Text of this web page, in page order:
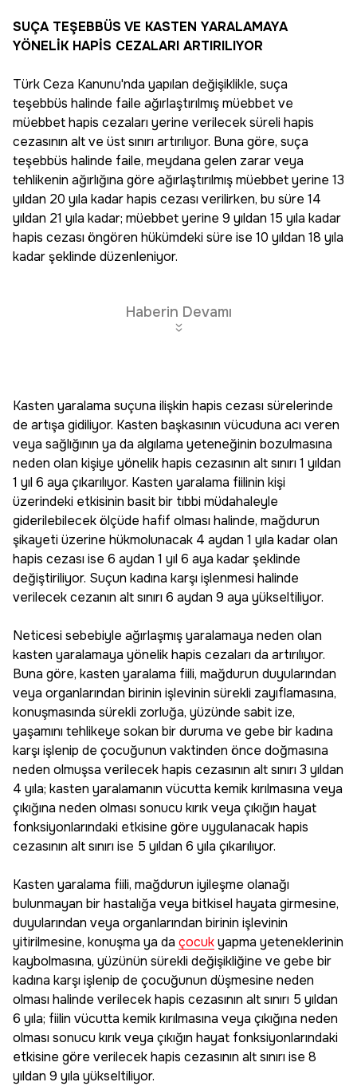
SUÇA TEŞEBBÜS VE KASTEN YARALAMAYA
YÖNELİK HAPİS CEZALARI ARTIRILIYOR
Türk Ceza Kanunu'nda yapılan değişiklikle, suça
teşebbüs halinde faile ağırlaştırılmış müebbet ve
müebbet hapis cezaları yerine verilecek süreli hapis
cezasının alt ve üst sınırı artırılıyor. Buna göre, suça
teşebbüs halinde faile, meydana gelen zarar veya
tehlikenin ağırlığına göre ağırlaştırılmış müebbet yerine 13
yıldan 20 yıla kadar hapis cezası verilirken, bu süre 14
yıldan 21 yıla kadar; müebbet yerine 9 yıldan 15 yıla kadar
hapis cezası öngören hükümdeki süre ise 10 yıldan 18 yıla
kadar şeklinde düzenleniyor.
Haberin Devamı
Kasten yaralama suçuna ilişkin hapis cezası sürelerinde
de artışa gidiliyor. Kasten başkasının vücuduna acı veren
veya sağlığının ya da algılama yeteneğinin bozulmasına
neden olan kişiye yönelik hapis cezasının alt sınırı 1 yıldan
1 yıl 6 aya çıkarılıyor. Kasten yaralama fiilinin kişi
üzerindeki etkisinin basit bir tıbbi müdahaleyle
giderilebilecek ölçüde hafif olması halinde, mağdurun
şikayeti üzerine hükmolunacak 4 aydan 1 yıla kadar olan
hapis cezası ise 6 aydan 1 yıl 6 aya kadar şeklinde
değiştiriliyor. Suçun kadına karşı işlenmesi halinde
verilecek cezanın alt sınırı 6 aydan 9 aya yükseltiliyor.
Neticesi sebebiyle ağırlaşmış yaralamaya neden olan
kasten yaralamaya yönelik hapis cezaları da artırılıyor.
Buna göre, kasten yaralama fiili, mağdurun duyularından
veya organlarından birinin işlevinin sürekli zayıflamasına,
konuşmasında sürekli zorluğa, yüzünde sabit ize,
yaşamını tehlikeye sokan bir duruma ve gebe bir kadına
karşı işlenip de çocuğunun vaktinden önce doğmasına
neden olmuşsa verilecek hapis cezasının alt sınırı 3 yıldan
4 yıla; kasten yaralamanın vücutta kemik kırılmasına veya
çıkığına neden olması sonucu kırık veya çıkığın hayat
fonksiyonlarındaki etkisine göre uygulanacak hapis
cezasının alt sınırı ise 5 yıldan 6 yıla çıkarılıyor.
Kasten yaralama fiili, mağdurun iyileşme olanağı
bulunmayan bir hastalığa veya bitkisel hayata girmesine,
duyularından veya organlarından birinin işlevinin
yitirilmesine, konuşma ya da çocukyapma yeteneklerinin
kaybolmasına, yüzünün sürekli değişikliğine ve gebe bir
kadına karşı işlenip de çocuğunun düşmesine neden
olması halinde verilecek hapis cezasının alt sınırı 5 yıldan
6 yıla; fiilin vücutta kemik kırılmasına veya çıkığına neden
olması sonucu kırık veya çıkığın hayat fonksiyonlarındaki
etkisine göre verilecek hapis cezasının alt sınırı ise 8
yıldan 9 yıla yükseltiliyor.